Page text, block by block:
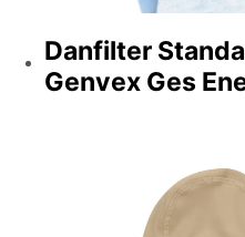
Danfilter
Genvex Ges